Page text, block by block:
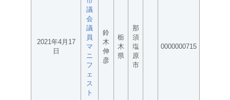
2021年4月17
日
議
会
議
員
マ
ニ
フ
ェ
ス
ト
鈴
木
伸
彦
栃
木
県
那
須
塩
原
市
0000000715